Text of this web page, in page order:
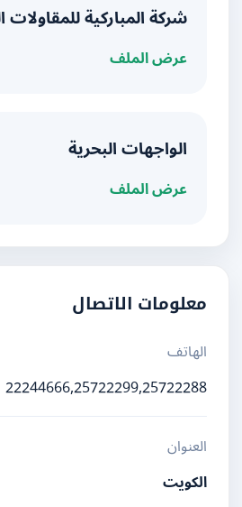
شركة المباركية للمقاولات
عرض الملف
الواجهات البحرية
عرض الملف
معلومات الاتصال
الهاتف
22244666,25722299,25722288
العنوان
الكويت